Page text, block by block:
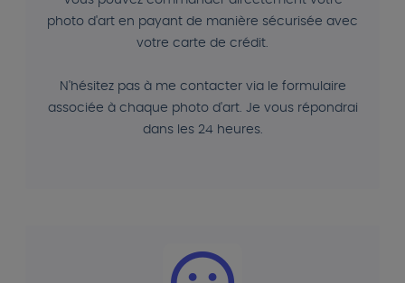
photo d'art en payant de manière sécurisée avec
votre carte de crédit.
N'hésitez pas à me contacter via le formulaire
associée à chaque photo d'art. Je vous répondrai
dans les 24 heures.